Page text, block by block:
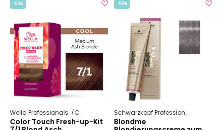
-50%
Wella Professionals Color Touch
Color Touch Fresh-up-Kit
-50%
Schwarzkopf Professional
Blondme